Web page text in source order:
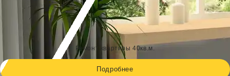
Ремонт квартиры 40кв.м.
Подробнее